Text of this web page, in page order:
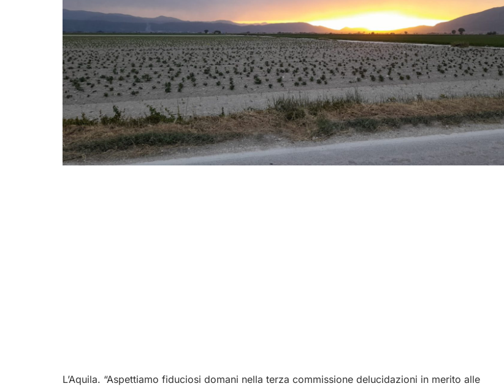
L’Aquila. “Aspettiamo fiduciosi domani nella terza commissione delucidazioni in merito alle